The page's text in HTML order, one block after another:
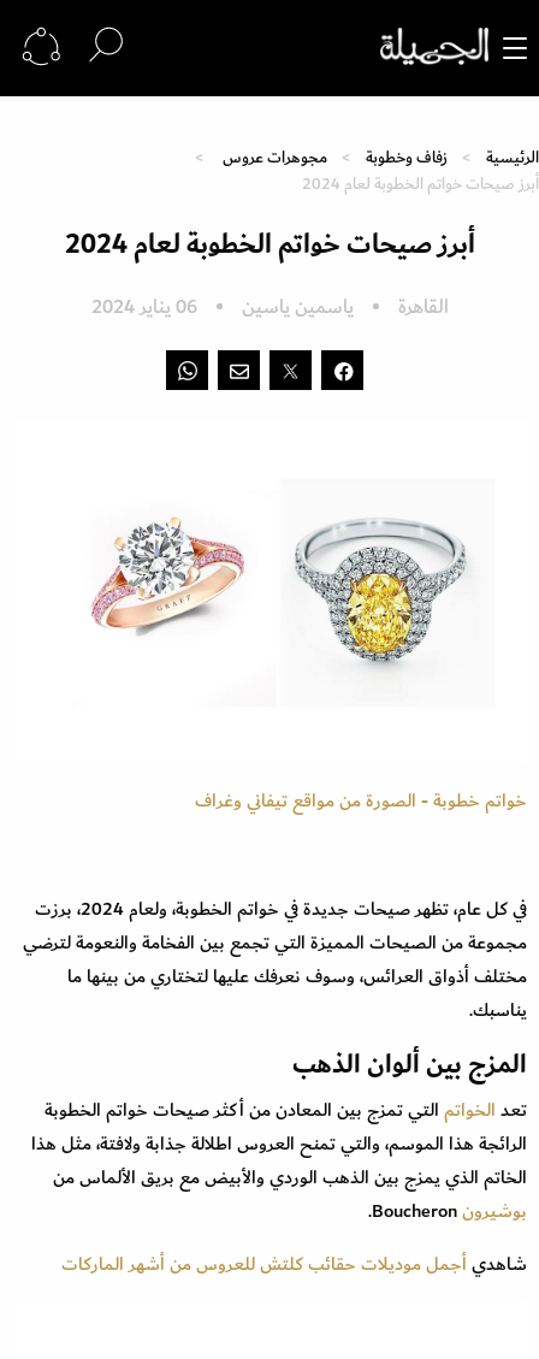
الرئيسية زفاف وخطوبة
مجوهرات عروس
أبرز صيحات خواتم الخطوبة لعام 2024
أبرز صيحات خواتم الخطوبة لعام 2024
القاهرة ياسمين ياسين 06 يناير 2024
خواتم خطوبة - الصورة من مواقع تيفاني وغراف
في كل عام، تظهر صيحات جديدة في خواتم الخطوبة، ولعام 2024، برزت
مجموعة من الصيحات المميزة التي تجمع بين الفخامة والنعومة لترضي
مختلف أذواق العرائس، وسوف نعرفك عليها لتختاري من بينها ما
يناسبك.
المزج بين ألوان الذهب
تعدالخواتمالتي تمزج بين المعادن من أكثر صيحات خواتم الخطوبة
الرائجة هذا الموسم، والتي تمنح العروس اطلالة جذابة ولافتة، مثل هذا
الخاتم الذي يمزج بين الذهب الوردي والأبيض مع بريق الألماس من
بوشيرون
شاهديأجمل موديلات حقائب كلتش للعروس من أشهر الماركات